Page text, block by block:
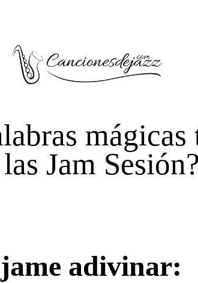
mágicas
Jam Sesión?
adivinar: